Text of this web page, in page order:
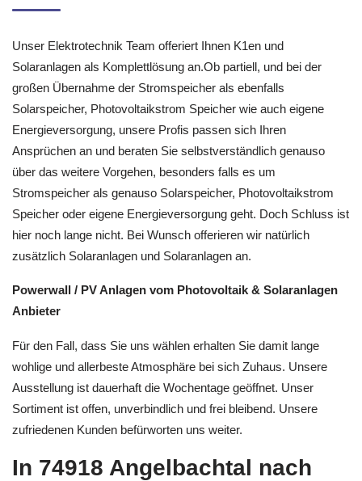
Unser Elektrotechnik Team offeriert Ihnen K1en und
Solaranlagen als Komplettlösung an.Ob partiell, und bei der
großen Übernahme der Stromspeicher als ebenfalls
Solarspeicher, Photovoltaikstrom Speicher wie auch eigene
Energieversorgung, unsere Profis passen sich Ihren
Ansprüchen an und beraten Sie selbstverständlich genauso
über das weitere Vorgehen, besonders falls es um
Stromspeicher als genauso Solarspeicher, Photovoltaikstrom
Speicher oder eigene Energieversorgung geht. Doch Schluss ist
hier noch lange nicht. Bei Wunsch offerieren wir natürlich
zusätzlich Solaranlagen und Solaranlagen an.
Powerwall / PV Anlagen vom Photovoltaik & Solaranlagen
Anbieter
Für den Fall, dass Sie uns wählen erhalten Sie damit lange
wohlige und allerbeste Atmosphäre bei sich Zuhaus. Unsere
Ausstellung ist dauerhaft die Wochentage geöffnet. Unser
Sortiment ist offen, unverbindlich und frei bleibend. Unsere
zufriedenen Kunden befürworten uns weiter.
In 74918 Angelbachtal nach